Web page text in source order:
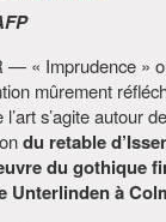
— « Imprudence »
mûrement
s’agite autour
du retable
du gothique
Unterlinden à